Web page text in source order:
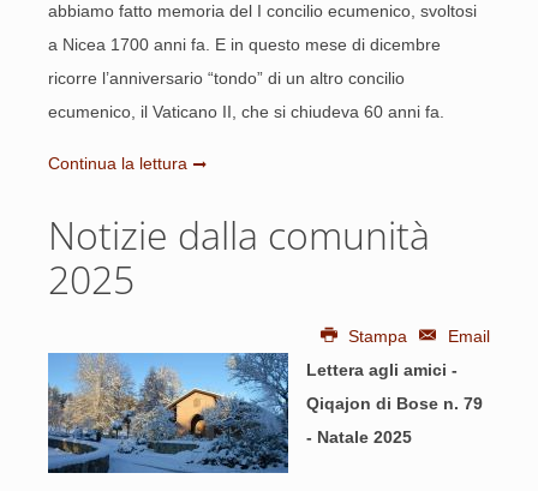
abbiamo fatto memoria del I concilio ecumenico, svoltosi
a Nicea 1700 anni fa. E in questo mese di dicembre
ricorre l’anniversario “tondo” di un altro concilio
ecumenico, il Vaticano II, che si chiudeva 60 anni fa.
Continua la lettura
Notizie dalla comunità
2025
Stampa
Email
Lettera agli amici -
Qiqajon di Bose n. 79
- Natale 2025